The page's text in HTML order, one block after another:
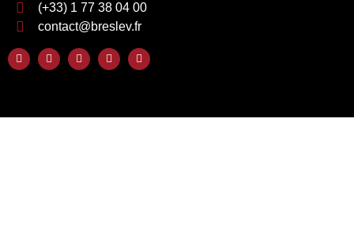
(+33) 1 77 38 04 00
contact@breslev.fr